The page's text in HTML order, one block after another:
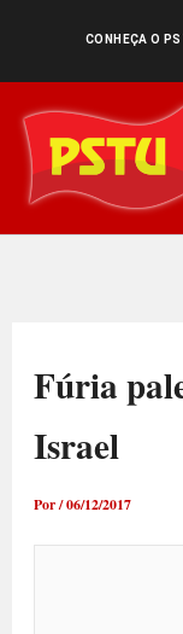
conteúdo
CONHEÇA O
Fúria
Israel
Por/06/12/2017